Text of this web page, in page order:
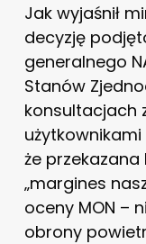
Jak wyjaśnił
decyzję
generalnego
Stanów
konsultacjach
użytkownikami
że
„margines
oceny MON –
obrony